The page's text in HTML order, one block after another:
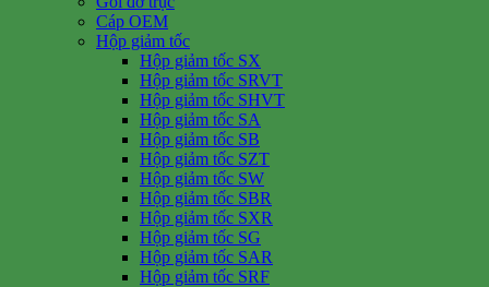
Cáp OEM
Hộp giảm tốc
Hộp giảm tốc SX
Hộp giảm tốc SRVT
Hộp giảm tốc SHVT
Hộp giảm tốc SA
Hộp giảm tốc SB
Hộp giảm tốc SZT
Hộp giảm tốc SW
Hộp giảm tốc SBR
Hộp giảm tốc SXR
Hộp giảm tốc SG
Hộp giảm tốc SAR
Hộp giảm tốc SRF